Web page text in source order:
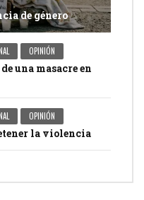
de género
OPINIÓN
una masacre en
OPINIÓN
la violencia